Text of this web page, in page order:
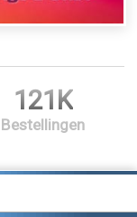
121K
Bestellingen